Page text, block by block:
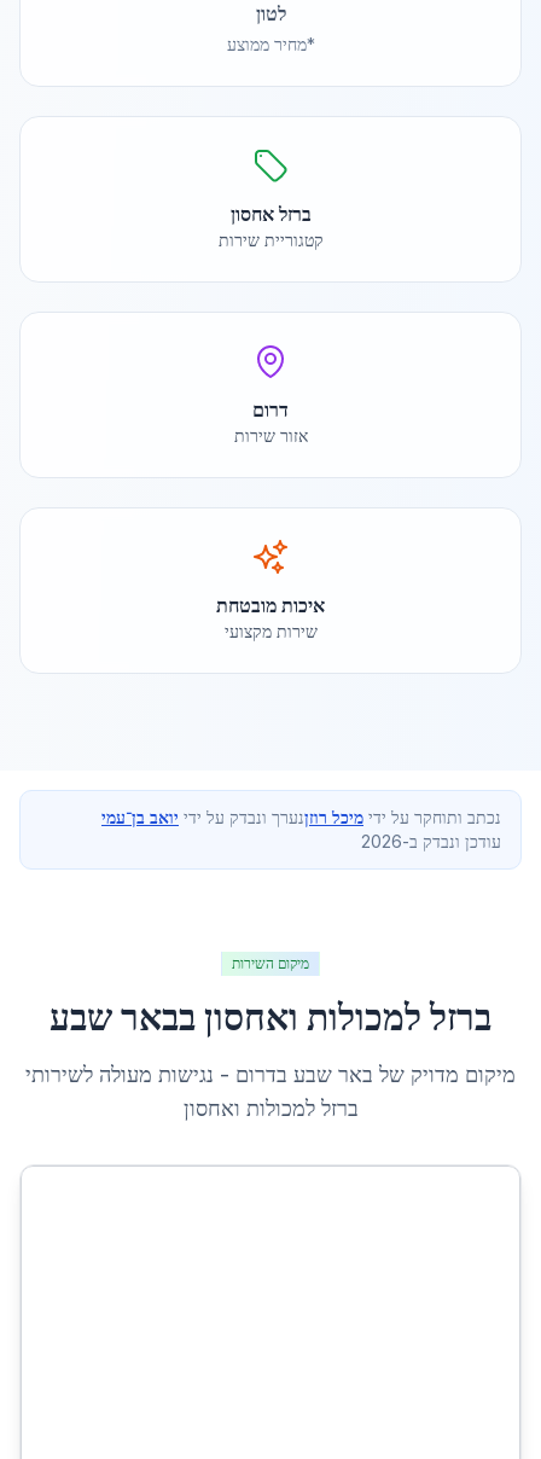
לטון
*מחיר ממוצע
ברזל אחסון
קטגוריית שירות
דרום
אזור שירות
איכות מובטחת
שירות מקצועי
נכתב ותוחקר על ידי מיכל רוזןנערך ונבדק על ידי יואב בן־עמי
עודכן ונבדק ב-2026
מיקום השירות
ברזל למכולות ואחסוןבבאר שבע
מיקום מדויק של באר שבע בדרום - נגישות מעולה לשירותי
ברזל למכולות ואחסון